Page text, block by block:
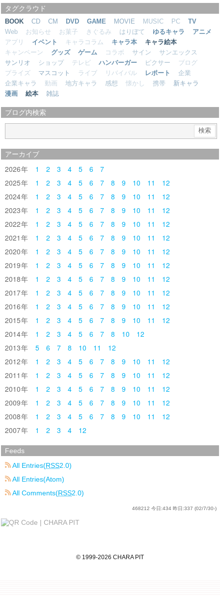
タグクラウド
BOOK CD CM DVD GAME MOVIE MUSIC PC
TV
Web
お知らせ お菓子 きぐるみ はりぼて ゆるキャラ
アニメ
アプリ
イベント キャラコラム キャラ本
キャラ絵本
キャンペーン
グッズ ゲーム コラボ サイン
サンエックス
サンリオ
ショップ テレビ ハンバーガー ピクサー
ブログ
プライズ
マスコット ライブ リバイバル レポート
企業
企業キャラ
動画 地方キャラ 感想 懐かし 携帯
新キャラ
漫画
絵本 雑誌
ブログ内検索
アーカイブ
2026 1 2 3 4 5 6
7
2025
1 2 3 4 5 6 7 8 9 10 11
12
2024
1 2 3 4 5 6 7 8 9 10 11
12
2023
1 2 3 4 5 6 7 8 9 10 11
12
2022
1 2 3 4 5 6 7 8 9 10 11
12
2021
1 2 3 4 5 6 7 8 9 10 11
12
2020
1 2 3 4 5 6 7 8 9 10 11
12
2019
1 2 3 4 5 6 7 8 9 10 11
12
2018
1 2 3 4 5 6 7 8 9 10 11
12
2017
1 2 3 4 5 6 7 8 9 10 11
12
2016
1 2 3 4 5 6 7 8 9 10 11
12
2015
1 2 3 4 5 6 7 8 9 10 11
12
2014
1 2 3 4 5 6 7 8 10
12
2013
5 6 7 8 10 11
12
2012
1 2 3 4 5 6 7 8 9 10 11
12
2011
1 2 3 4 5 6 7 8 9 10 11
12
2010
1 2 3 4 5 6 7 8 9 10 11
12
2009
1 2 3 4 5 6 7 8 9 10 11
12
2008
1 2 3 4 5 6 7 8 9 10 11
12
2007
1 2 3 4 12
Feeds
All Entries(RSS2.0)
All Entries(Atom)
All Comments(RSS2.0)
468212 今日:434 昨日:337 (02/7/30-)
© 1999-2026 CHARA PIT